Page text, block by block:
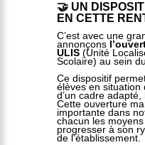
🤝 UN
EN CETTE
C’est avec une
annonçons
ULIS(Unité
Scolaire) au sein
Ce dispositif
élèves en situation
d’un cadre
Cette ouverture
importante dans
chacun les
progresser à son
de l’établissement.